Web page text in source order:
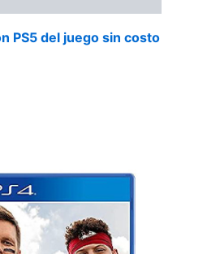
PS5 del juego sin costo